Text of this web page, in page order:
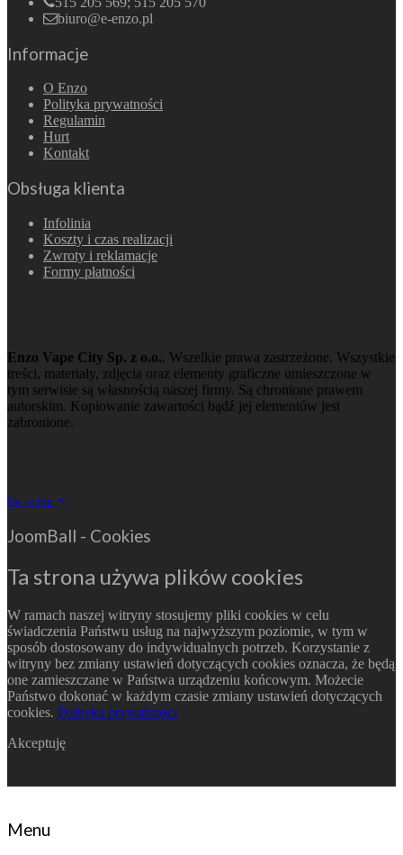
biuro@e-enzo.pl
Informacje
O Enzo
Polityka prywatności
Regulamin
Hurt
Kontakt
Obsługa klienta
Infolinia
Koszty i czas realizacji
Zwroty i reklamacje
Formy płatności
Enzo Vape City Sp. z o.o.. Wszelkie prawa zastrzeżone. Wszystkie
treści, materiały, zdjęcia oraz elementy graficzne umieszczone w
tym serwisie są własnością naszej firmy. Są chronione prawem
autorskim. Kopiowanie zawartości bądź jej elementów jest
zabronione.
Go to top
JoomBall - Cookies
Ta strona używa plików cookies
W ramach naszej witryny stosujemy pliki cookies w celu
świadczenia Państwu usług na najwyższym poziomie, w tym w
sposób dostosowany do indywidualnych potrzeb. Korzystanie z
witryny bez zmiany ustawień dotyczących cookies oznacza, że będą
one zamieszczane w Państwa urządzeniu końcowym. Możecie
Państwo dokonać w każdym czasie zmiany ustawień dotyczących
cookies. Polityka prywatności
Akceptuję
Menu